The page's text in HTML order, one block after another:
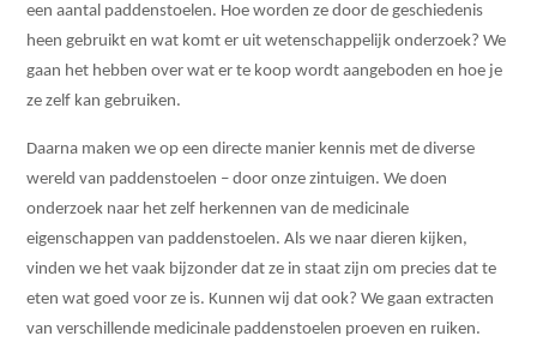
een aantal paddenstoelen. Hoe worden ze door de geschiedenis
heen gebruikt en wat komt er uit wetenschappelijk onderzoek? We
gaan het hebben over wat er te koop wordt aangeboden en hoe je
ze zelf kan gebruiken.
Daarna maken we op een directe manier kennis met de diverse
wereld van paddenstoelen – door onze zintuigen. We doen
onderzoek naar het zelf herkennen van de medicinale
eigenschappen van paddenstoelen. Als we naar dieren kijken,
vinden we het vaak bijzonder dat ze in staat zijn om precies dat te
eten wat goed voor ze is. Kunnen wij dat ook? We gaan extracten
van verschillende medicinale paddenstoelen proeven en ruiken.